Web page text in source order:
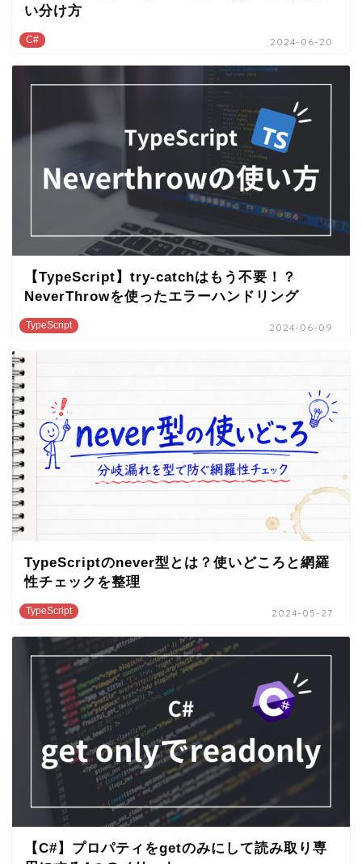
C#
い分け方
2024-06-20
TypeScript
【TypeScript】try-catchはもう不要！？
NeverThrowを使ったエラーハンドリング
2024-06-09
TypeScript
TypeScriptのnever型とは？使いどころと網羅
性チェックを整理
2024-05-27
【C#】プロパティをgetのみにして読み取り専